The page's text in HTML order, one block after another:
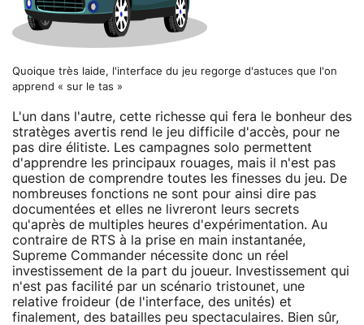
Quoique très laide, l'interface du jeu regorge d'astuces que l'on
apprend « sur le tas »
L'un dans l'autre, cette richesse qui fera le bonheur des
stratèges avertis rend le jeu difficile d'accès, pour ne
pas dire élitiste. Les campagnes solo permettent
d'apprendre les principaux rouages, mais il n'est pas
question de comprendre toutes les finesses du jeu. De
nombreuses fonctions ne sont pour ainsi dire pas
documentées et elles ne livreront leurs secrets
qu'après de multiples heures d'expérimentation. Au
contraire de RTS à la prise en main instantanée,
Supreme Commander nécessite donc un réel
investissement de la part du joueur. Investissement qui
n'est pas facilité par un scénario tristounet, une
relative froideur (de l'interface, des unités) et
finalement, des batailles peu spectaculaires. Bien sûr,